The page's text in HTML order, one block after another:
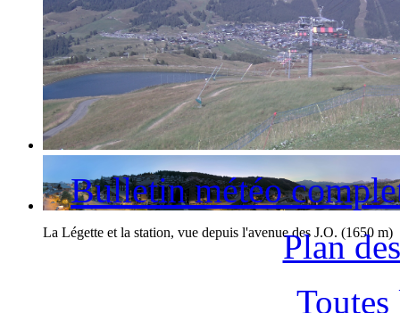
La station des Saisies et le Mont-Blanc
La Légette et la station, vue depuis l'avenue des J.O. (1650 m)
Bulletin météo
Plan
Toutes